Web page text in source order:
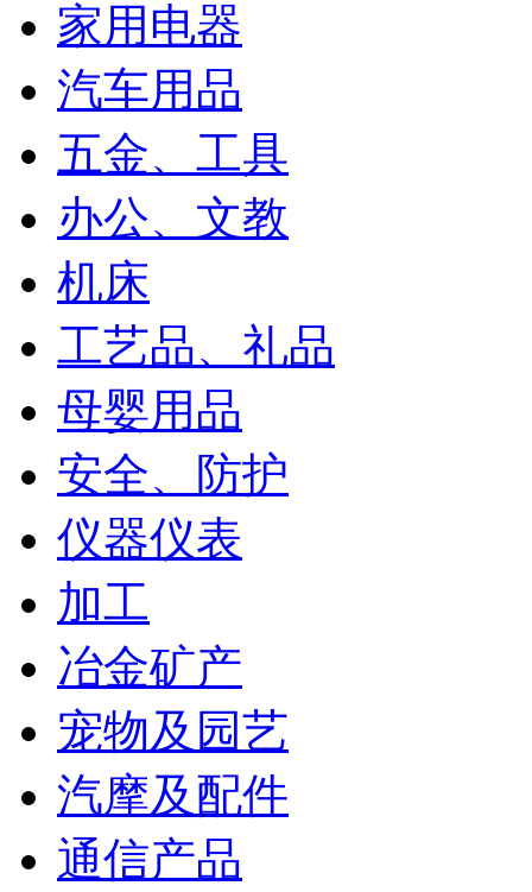
家用电器
汽车用品
五金、工具
办公、文教
机床
工艺品、礼品
母婴用品
安全、防护
仪器仪表
加工
冶金矿产
宠物及园艺
汽摩及配件
通信产品
声明：本店产品图片如有涉及贵司产品图片，请联系客服，
客服立马下架处理，谢谢了！！